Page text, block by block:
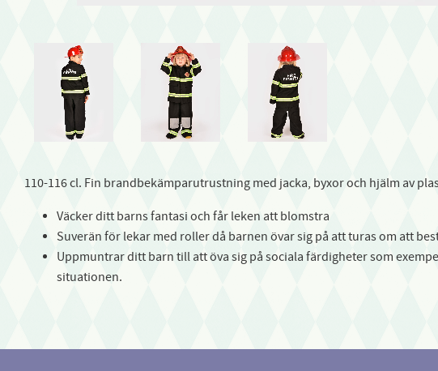
110-116 cl. Fin brandbekämparutrustning med jacka, byxor och hjälm av
Väcker ditt barns fantasi och får leken att blomstra
Suverän för lekar med roller då barnen övar sig på att turas om att
Uppmuntrar ditt barn till att öva sig på sociala färdigheter som
situationen.